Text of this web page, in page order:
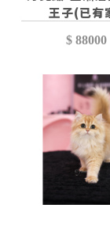
王子(已有
$ 88000